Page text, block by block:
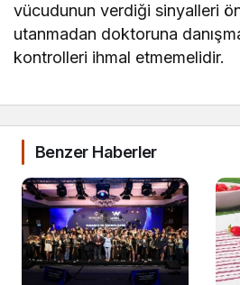
vücudunun verdiği sinyalleri
utanmadan doktoruna
kontrolleri ihmal etmemelidir.
Benzer Haberler